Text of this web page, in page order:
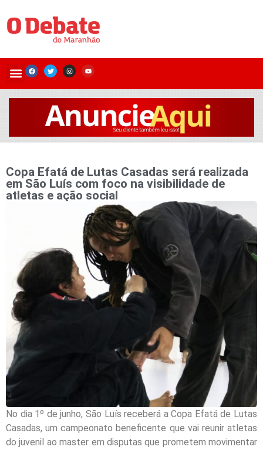
Copa Efatá de Lutas Casadas será realizada
em São Luís com foco na visibilidade de
atletas e ação social
No dia 1º de junho, São Luís receberá a Copa Efatá de Lutas
Casadas, um campeonato beneficente que vai reunir atletas
do juvenil ao master em disputas que prometem movimentar